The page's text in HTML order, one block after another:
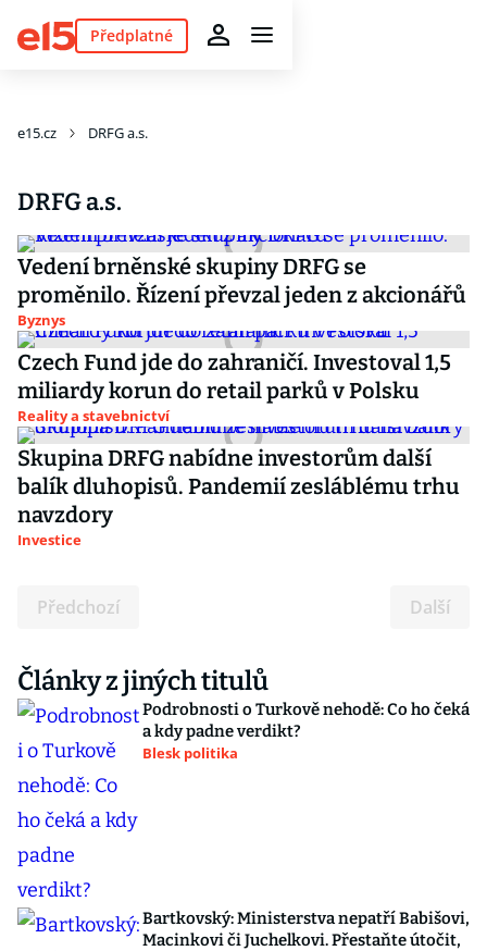
Předplatné
e15.cz DRFG a.s.
DRFG a.s.
Vedení brněnské skupiny DRFG se
proměnilo. Řízení převzal jeden z akcionářů
Byznys
Czech Fund jde do zahraničí. Investoval 1,5
miliardy korun do retail parků v Polsku
Reality a stavebnictví
Skupina DRFG nabídne investorům další
balík dluhopisů. Pandemií zesláblému trhu
navzdory
Investice
Předchozí Další
Články z jiných titulů
Podrobnosti o Turkově nehodě: Co ho čeká
a kdy padne verdikt?
Blesk politika
Bartkovský: Ministerstva nepatří Babišovi,
Macinkovi či Juchelkovi. Přestaňte útočit,